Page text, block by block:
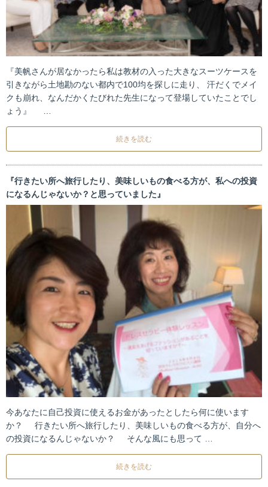
『美帆さんが居なかったら私は教材の入った大きなスーツケースを
引きながら土地勘のない都内で100均を探しに走り、 汗だくでメイ
クも崩れ、なんだかくたびれた先生になって登場していたことでし
ょう』 …
続きを読む
『行きたい所へ旅行したり、美味しいもの食べる方が、私への投資
になるんじゃないか？と思っていました』
今あなたに自己投資に使えるお金があったとしたら何に使います
か？ 行きたい所へ旅行したり、美味しいもの食べる方が、自分へ
の投資になるんじゃないか？ そんな風にも思って …
続きを読む